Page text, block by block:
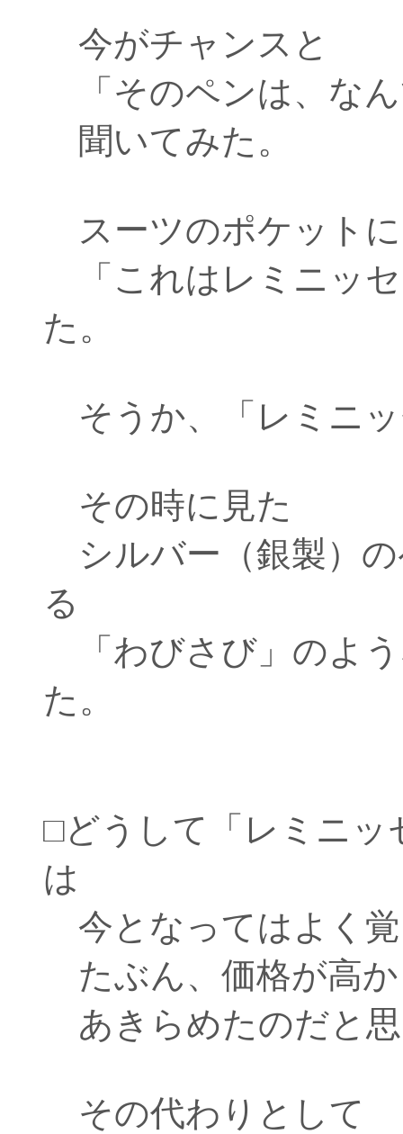
今がチャンスと
「そのペンは、な
聞いてみた。
スーツのポケット
「これはレミニッ
た。
そうか、「レミニ
その時に見た
シルバー（銀製）
る
「わびさび」のよ
た。
□どうして「レミニッ
は
今となってはよく
たぶん、価格が高
あきらめたのだと
その代わりとして